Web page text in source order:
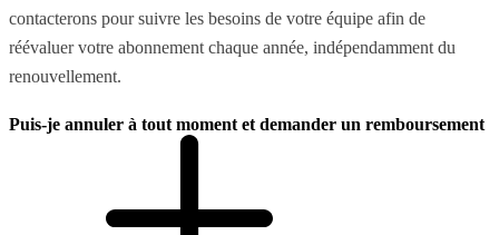
contacterons pour suivre les besoins de votre équipe afin de
réévaluer votre abonnement chaque année, indépendamment du
renouvellement.
Puis-je annuler à tout moment et demander un remboursement